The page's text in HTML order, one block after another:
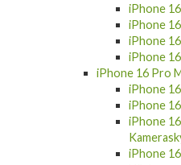
iPhone
iPhone
iPhone
iPhone
iPhone 16 Pro
iPhone
iPhone
iPhone
iPhone